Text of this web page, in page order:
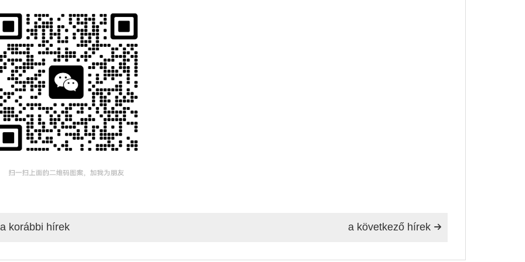
a korábbi hírek 
a következő hírek